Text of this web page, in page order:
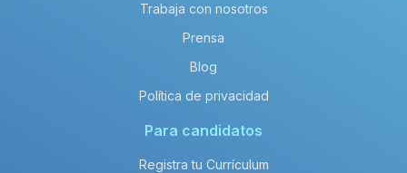
Trabaja con nosotros
Prensa
Blog
Política de privacidad
Para candidatos
Registra tu Currículum